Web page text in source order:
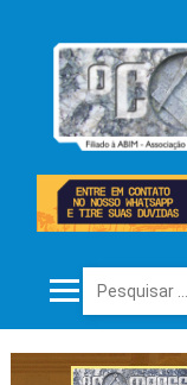
Pesquisar por: